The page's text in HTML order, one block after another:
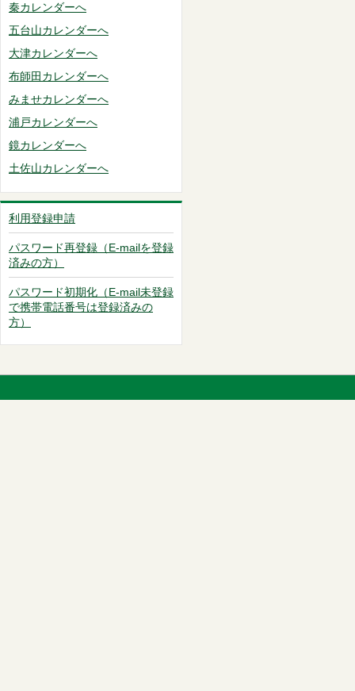
秦カレンダーへ
五台山カレンダーへ
大津カレンダーへ
布師田カレンダーへ
みませカレンダーへ
浦戸カレンダーへ
鏡カレンダーへ
土佐山カレンダーへ
利用登録申請
パスワード再登録（E-mailを登録
済みの方）
パスワード初期化（E-mail未登録
で携帯電話番号は登録済みの
方）